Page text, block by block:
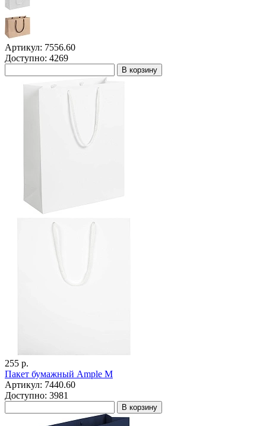
Артикул: 7556.60
Доступно: 4269
В корзину
255 р.
Пакет бумажный Ample M
Артикул: 7440.60
Доступно: 3981
В корзину